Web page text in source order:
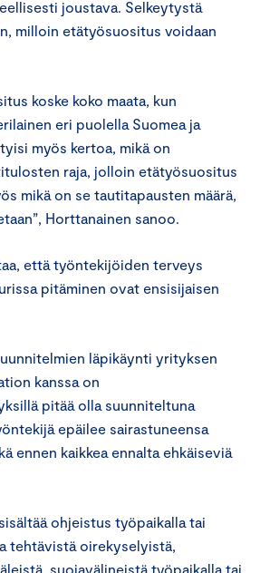
joustava. Selkeytystä
milloin etätyösuositus voidaan
koske koko maata, kun
eri puolella Suomea ja
myös kertoa, mikä on
raja, jolloin etätyösuositus
mikä on se tautitapausten määrä,
Horttanainen sanoo.
että työntekijöiden terveys
pitäminen ovat ensisijaisen
läpikäynti yrityksen
kanssa on
pitää olla suunniteltuna
epäilee sairastuneensa
ennen kaikkea ennalta ehkäiseviä
ohjeistus työpaikalla tai
tehtävistä oirekyselyistä,
suojavälineistä työpaikalla tai